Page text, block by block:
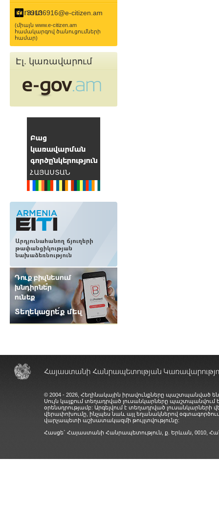
փոստ
39136916@e-citizen.am
(միայն www.e-citizen.am
համակարգով ծանուցումների
համար)
Էլ. կառավարում
© 2004 - 2026, Հեղինակային իրավունքները պաշտպանված
Սույն կայքում տեղադրված լուսանկարները
օրենսդրությամբ: Արգելվում է տեղադրված
վերափոխումը, ինչպես նաև այլ եղանակներով
վարչապետի աշխատակազմի թույլտվությունը:
Հասցե` Հայաստանի Հանրապետություն, ք. Երևան, 0010,